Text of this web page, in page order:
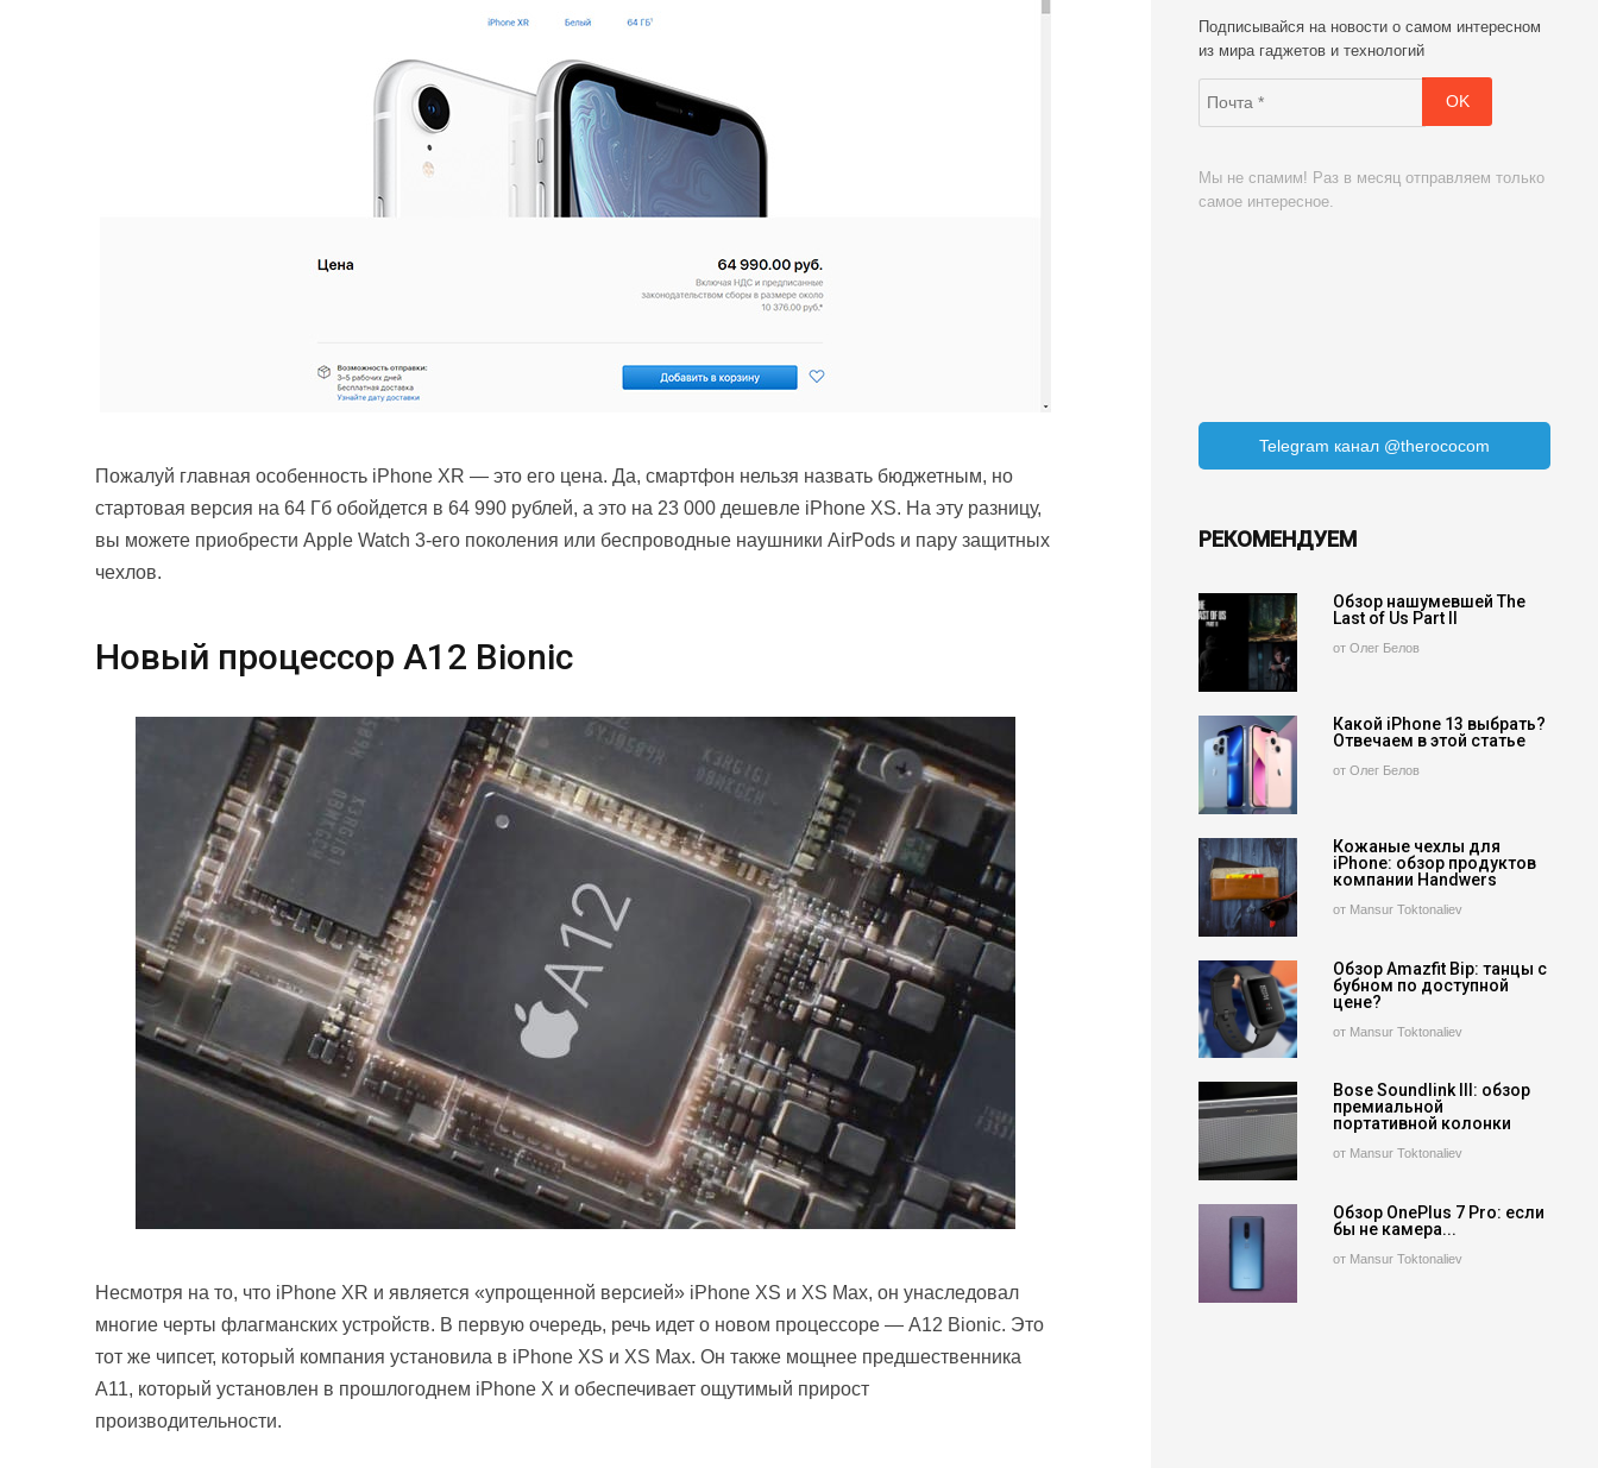
Пожалуй главная особенность iPhone XR — это его цена. Да, смартфон нельзя назвать бюджетным, но
стартовая версия на 64 Гб обойдется в 64 990 рублей, а это на 23 000 дешевле iPhone XS. На эту разницу,
вы можете приобрести Apple Watch 3-его поколения или беспроводные наушники AirPods и пару защитных
чехлов.
Новый процессор A12 Bionic
Несмотря на то, что iPhone XR и является «упрощенной версией» iPhone XS и XS Max, он унаследовал
многие черты флагманских устройств. В первую очередь, речь идет о новом процессоре — A12 Bionic. Это
тот же чипсет, который компания установила в iPhone XS и XS Max. Он также мощнее предшественника
A11, который установлен в прошлогоднем iPhone X и обеспечивает ощутимый прирост
производительности.
Подписывайся на новости о самом интересном
из мира гаджетов и технологий
Мы не спамим! Раз в месяц отправляем только
самое интересное.
Telegram канал @therococom
РЕКОМЕНДУЕМ
Обзор нашумевшей The
Last of Us Part II
от Олег Белов
Какой iPhone 13 выбрать?
Отвечаем в этой статье
от Олег Белов
Кожаные чехлы для
iPhone: обзор продуктов
компании Handwers
от Mansur Toktonaliev
Обзор Amazfit Bip: танцы с
бубном по доступной
цене?
от Mansur Toktonaliev
Bose Soundlink III: обзор
премиальной
портативной колонки
от Mansur Toktonaliev
Обзор OnePlus 7 Pro: если
бы не камера...
от Mansur Toktonaliev